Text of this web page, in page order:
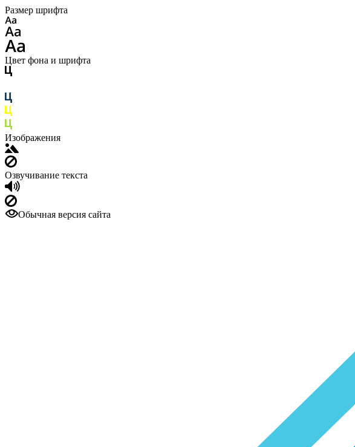
Размер шрифта
Цвет фона и шрифта
Изображения
Озвучивание текста
Обычная версия сайта